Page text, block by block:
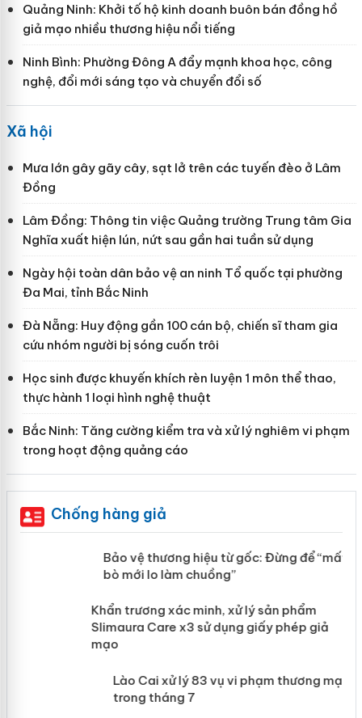
Quảng Ninh: Khởi tố hộ kinh doanh buôn bán đồng hồ
giả mạo nhiều thương hiệu nổi tiếng
Ninh Bình: Phường Đông A đẩy mạnh khoa học, công
nghệ, đổi mới sáng tạo và chuyển đổi số
Xã hội
Mưa lớn gây gãy cây, sạt lở trên các tuyến đèo ở Lâm
Đồng
Lâm Đồng: Thông tin việc Quảng trường Trung tâm Gia
Nghĩa xuất hiện lún, nứt sau gần hai tuần sử dụng
Ngày hội toàn dân bảo vệ an ninh Tổ quốc tại phường
Đa Mai, tỉnh Bắc Ninh
Đà Nẵng: Huy động gần 100 cán bộ, chiến sĩ tham gia
cứu nhóm người bị sóng cuốn trôi
Học sinh được khuyến khích rèn luyện 1 môn thể thao,
thực hành 1 loại hình nghệ thuật
Bắc Ninh: Tăng cường kiểm tra và xử lý nghiêm vi phạm
trong hoạt động quảng cáo
Chống hàng giả
Bảo vệ thương hiệu từ gốc: Đừng để
“mất bò mới lo làm chuồng”
Slimaura Care x3 sử dụng giấy phép
giả mạo